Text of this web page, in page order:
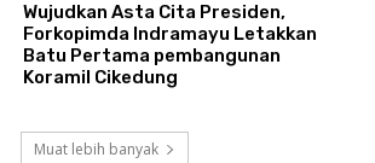
​Wujudkan Asta Cita Presiden,
Forkopimda Indramayu Letakkan
Batu Pertama pembangunan
Koramil Cikedung
Muat lebih banyak